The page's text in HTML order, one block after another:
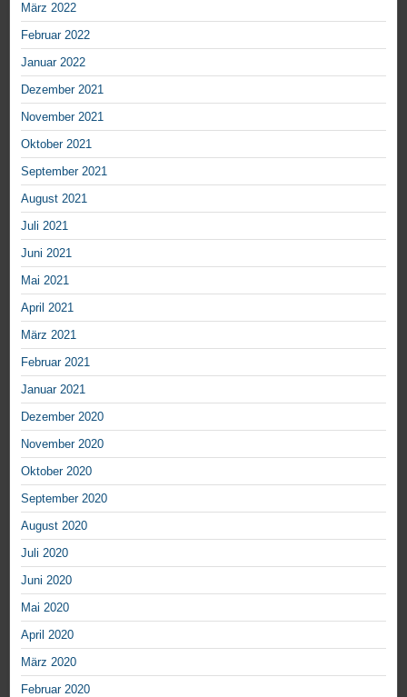
März 2022
Februar 2022
Januar 2022
Dezember 2021
November 2021
Oktober 2021
September 2021
August 2021
Juli 2021
Juni 2021
Mai 2021
April 2021
März 2021
Februar 2021
Januar 2021
Dezember 2020
November 2020
Oktober 2020
September 2020
August 2020
Juli 2020
Juni 2020
Mai 2020
April 2020
März 2020
Februar 2020